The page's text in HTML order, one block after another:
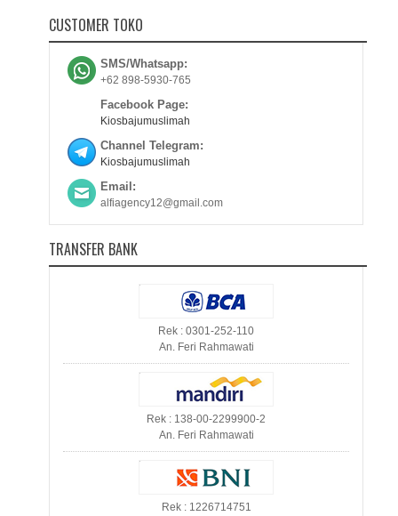
CUSTOMER TOKO
SMS/Whatsapp:
+62 898-5930-765
Facebook Page:
Kiosbajumuslimah
Channel Telegram:
Kiosbajumuslimah
Email:
alfiagency12@gmail.com
TRANSFER BANK
Rek : 0301-252-110
An. Feri Rahmawati
Rek : 138-00-2299900-2
An. Feri Rahmawati
Rek : 1226714751